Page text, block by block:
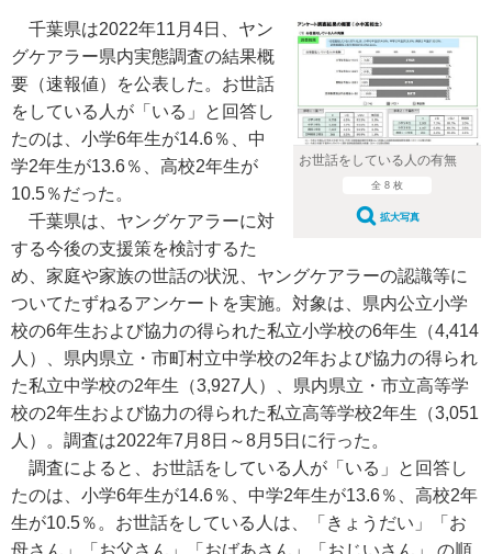
お世話をしている人の有無
全 8 枚
拡大写真
千葉県は2022年11月4日、ヤン
グケアラー県内実態調査の結果概
要（速報値）を公表した。お世話
をしている人が「いる」と回答し
たのは、小学6年生が14.6％、中
学2年生が13.6％、高校2年生が
10.5％だった。
千葉県は、ヤングケアラーに対
する今後の支援策を検討するた
め、家庭や家族の世話の状況、ヤングケアラーの認識等に
ついてたずねるアンケートを実施。対象は、県内公立小学
校の6年生および協力の得られた私立小学校の6年生（4,414
人）、県内県立・市町村立中学校の2年および協力の得られ
た私立中学校の2年生（3,927人）、県内県立・市立高等学
校の2年生および協力の得られた私立高等学校2年生（3,051
人）。調査は2022年7月8日～8月5日に行った。
調査によると、お世話をしている人が「いる」と回答し
たのは、小学6年生が14.6％、中学2年生が13.6％、高校2年
生が10.5％。お世話をしている人は、「きょうだい」「お
母さん」「お父さん」「おばあさん」「おじいさん」 の順